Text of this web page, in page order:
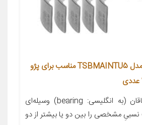
یاتاقان ثابت توسن مدل TSBMAINTU5 مناسب برای پژو
معرفی محصول یاتاقان (به انگلیسی: bearing) وسیله‌ای
مشخصی را بین دو یا بیشتر از دو